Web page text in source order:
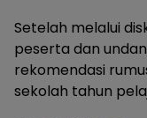
Setelah melalui
peserta dan
rekomendasi
sekolah tahun